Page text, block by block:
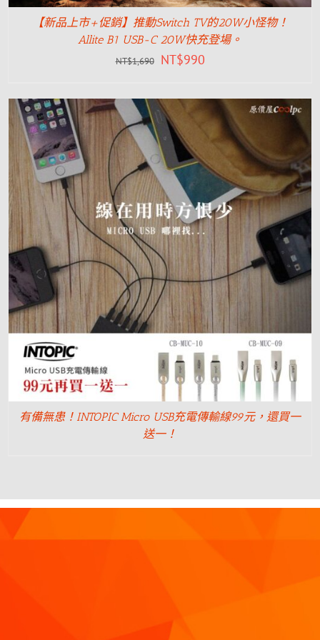
【新品上市+促銷】推動Switch TV的20W小怪物！
Allite B1 USB-C 20W快充登場。
NT$1,690 NT$990
有備無患！INTOPIC Micro USB充電傳輸線99元，還買一
送一！